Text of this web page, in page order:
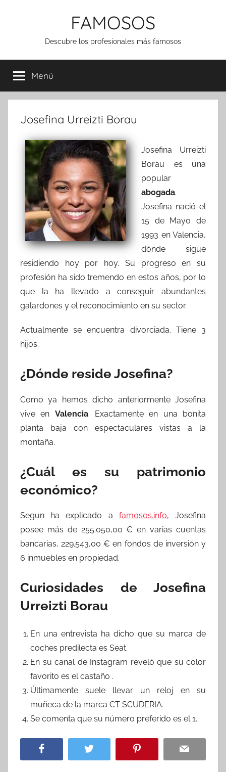
FAMOSOS
Descubre los profesionales más famosos
Menú
Josefina Urreizti Borau
Josefina Urreizti
Borau es una
popular
abogada.
Josefina nació el
15 de Mayo de
1993 en Valencia,
dónde sigue
residiendo hoy por hoy. Su progreso en su
profesión ha sido tremendo en estos años, por lo
que la ha llevado a conseguir abundantes
galardones y el reconocimiento en su sector.
Actualmente se encuentra divorciada. Tiene 3
hijos.
¿Dónde reside Josefina?
Como ya hemos dicho anteriormente Josefina
vive en Valencia. Exactamente en una bonita
planta baja con espectaculares vistas a la
montaña.
¿Cuál es su patrimonio
económico?
Segun ha explicado a famosos.info, Josefina
posee más de 255.050,00 € en varias cuentas
bancarias, 229.543,00 € en fondos de inversión y
6 inmuebles en propiedad.
Curiosidades de Josefina
Urreizti Borau
En una entrevista ha dicho que su marca de
coches predilecta es Seat.
En su canal de Instagram reveló que su color
favorito es el castaño .
Últimamente suele llevar un reloj en su
muñeca de la marca CT SCUDERIA.
Se comenta que su número preferido es el 1.